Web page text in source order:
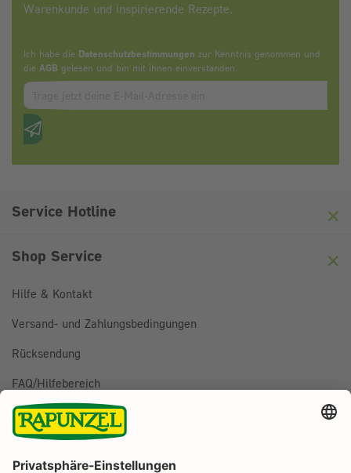
Warenkunde und inspirierende Rezepte.
Ich habe die Datenschutzbestimmungen zur Kenntnis genommen und
die AGB gelesen und bin mit ihnen einverstanden.
Zum abbonieren des Newsletters, bitte E-Mail Adresse
Anti-Roboter-Verifizierung
Service Hotline
Shop Service
Hilfe & Kontakt
Versand- und Zahlungsbedingungen
Rücksendung
FAQ/Hilfebereich
BESTELLUNG WIDERRUFEN